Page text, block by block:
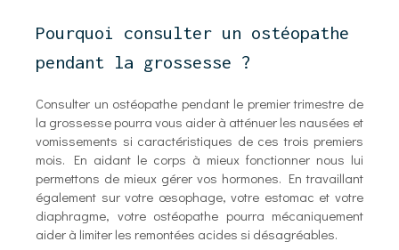
Pourquoi consulter un ostéopathe
pendant la grossesse ?
Consulter un ostéopathe pendant le premier trimestre de
la grossesse pourra vous aider à atténuer les nausées et
vomissements si caractéristiques de ces trois premiers
mois. En aidant le corps à mieux fonctionner nous lui
permettons de mieux gérer vos hormones. En travaillant
également sur votre œsophage, votre estomac et votre
diaphragme, votre ostéopathe pourra mécaniquement
aider à limiter les remontées acides si désagréables.